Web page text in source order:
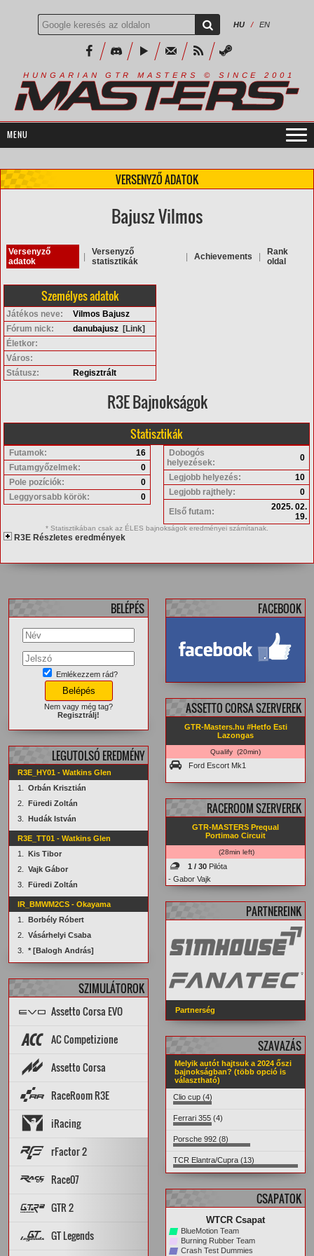
HU / EN
H U N G A R I A N G T R M A S T E R S © S I N C E 2 0 0 1
VERSENYZŐ ADATOK
Bajusz Vilmos
Versenyző
adatok
Versenyző
statisztikák
Achievements
Rank
oldal
Személyes adatok
Játékos neve:
Vilmos Bajusz
Fórum nick:
danubajusz [Link]
Életkor:
Város:
Státusz:
Regisztrált
R3E Bajnokságok
Statisztikák
Futamok:
16
Futamgyőzelmek:
0
Pole pozíciók:
0
Leggyorsabb körök:
0
Dobogós
helyezések:
0
Legjobb helyezés:
10
Legjobb rajthely:
0
Első futam:
2025. 02.
19.
* Statisztikában csak az ÉLES bajnokságok eredményei számítanak.
R3E Részletes eredmények
BELÉPÉS
Emlékezzem rád?
Nem vagy még tag?
Regisztrálj!
LEGUTOLSÓ EREDMÉNY
R3E_HY01 - Watkins Glen
1. Orbán Krisztián
2. Füredi Zoltán
3. Hudák István
R3E_TT01 - Watkins Glen
1. Kis Tibor
2. Vajk Gábor
3. Füredi Zoltán
IR_BMWM2CS - Okayama
1. Borbély Róbert
2. Vásárhelyi Csaba
3. * [Balogh András]
SZIMULÁTOROK
Assetto Corsa EVO
AC Competizione
Topik
PÁLYA REKORDOK
AUTÓK
Dedi szerverek
Dedi stat
Assetto Corsa
Rank App
AUTÓK
PÁLYÁK
STATISZTIKÁK
Good/Bad mods
RaceRoom R3E
Cars & Tracks felmérés
PÁLYÁK
Leaderboard
PÁLYA REKORDOK
ARCHÍVUM
iRacing
rFactor 2
Race07
STATISZTIKÁK
GTR 2
STATISZTIKÁKGT Legends
FACEBOOK
ASSETTO CORSA SZERVEREK
GTR-Masters.hu #Hetfo Esti
Lazongas
Qualify (20min)
Ford Escort Mk1
RACEROOM SZERVEREK
GTR-MASTERS Prequal
Portimao Circuit
(28min left)
1 / 30 Pilóta
- Gabor Vajk
PARTNEREINK
Partnerség
SZAVAZÁS
Melyik autót hajtsuk a 2024 őszi
bajnokságban? (több opció is
választható)
Clio cup (4)
Ferrari 355 (4)
Porsche 992 (8)
TCR Elantra/Cupra (13)
CSAPATOK
WTCR Csapat
BlueMotion Team
Burning Rubber Team
Crash Test Dummies